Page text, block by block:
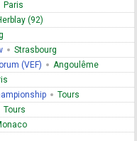
Paris
(92)
Strasbourg
(VEF) Angoulême
Tours
Tours